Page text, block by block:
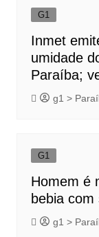
G1
Inmet
umidade
Paraíba;
g1 >
G1
Homem é
bebia
g1 >